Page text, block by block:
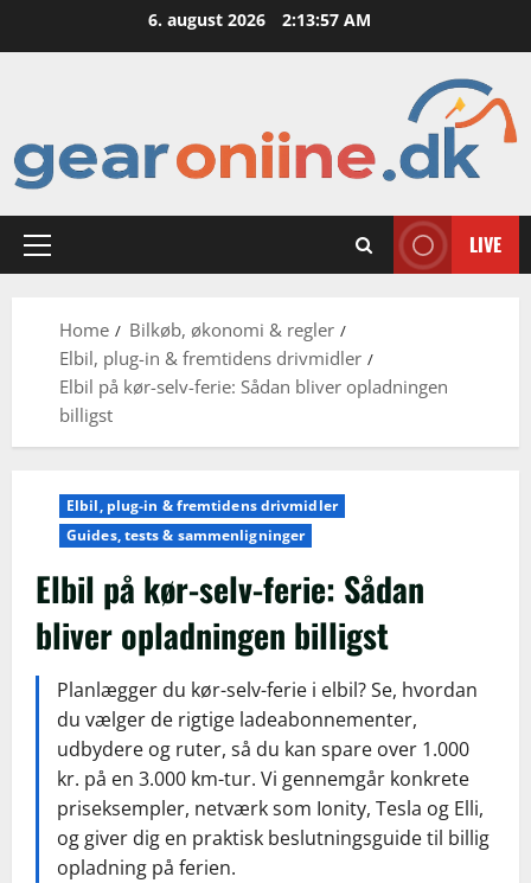
6. august 2026 2:13:59 AM
Primary
LIVE
Home
Bilkøb, økonomi & regler
Elbil, plug-in & fremtidens drivmidler
Elbil på kør-selv-ferie: Sådan bliver opladningen
billigst
Elbil, plug-in & fremtidens drivmidler
Guides, tests & sammenligninger
Elbil på kør-selv-ferie: Sådan
bliver opladningen billigst
Planlægger du kør-selv-ferie i elbil? Se, hvordan
du vælger de rigtige ladeabonnementer,
udbydere og ruter, så du kan spare over 1.000
kr. på en 3.000 km-tur. Vi gennemgår konkrete
priseksempler, netværk som Ionity, Tesla og Elli,
og giver dig en praktisk beslutningsguide til billig
opladning på ferien.